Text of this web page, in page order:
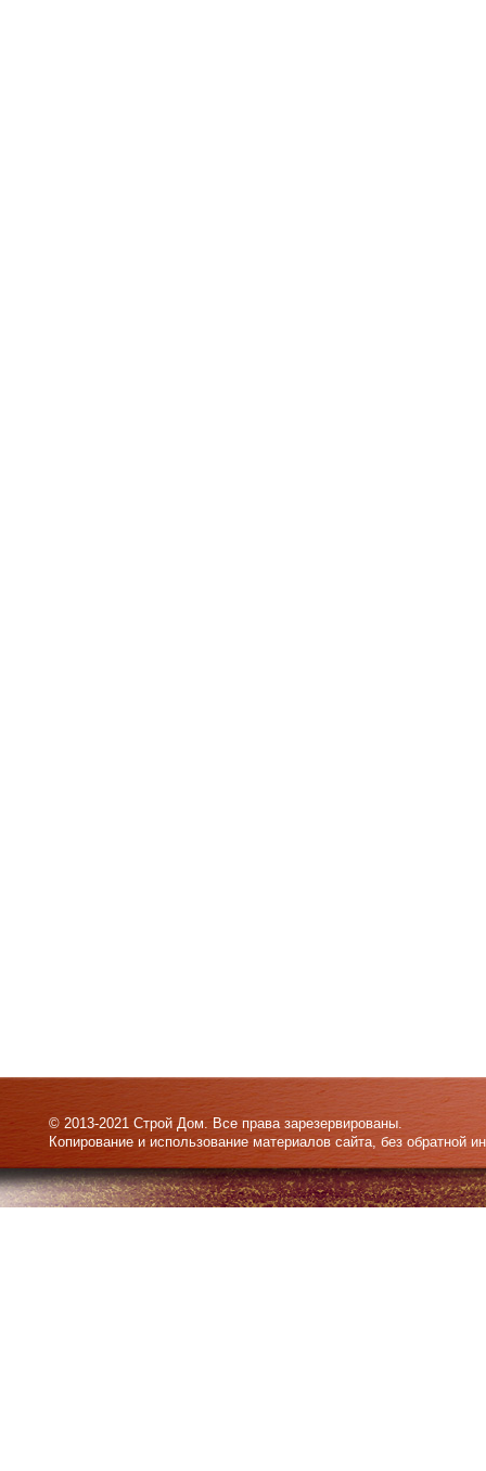
© 2013-2021 Строй Дом. Все права зарезервированы.
Копирование и использование материалов сайта, без обратной